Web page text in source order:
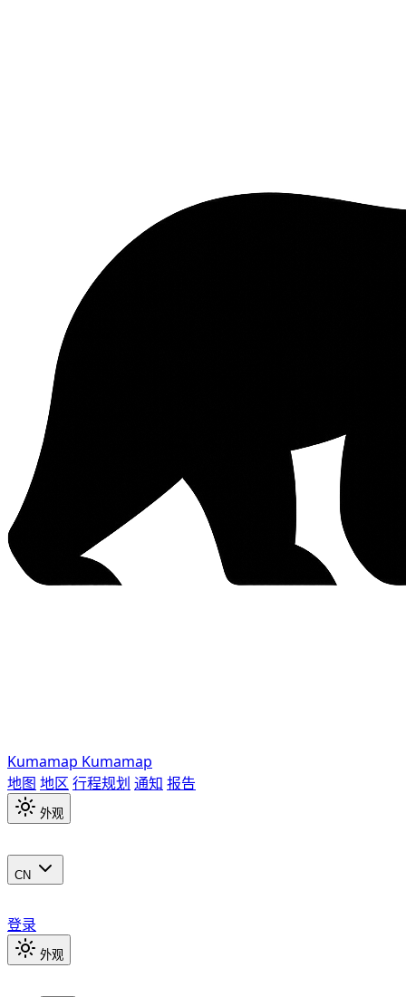
Kumamap Kumamap
地图 地区 行程规划 通知 报告
外观
CN
登录
外观